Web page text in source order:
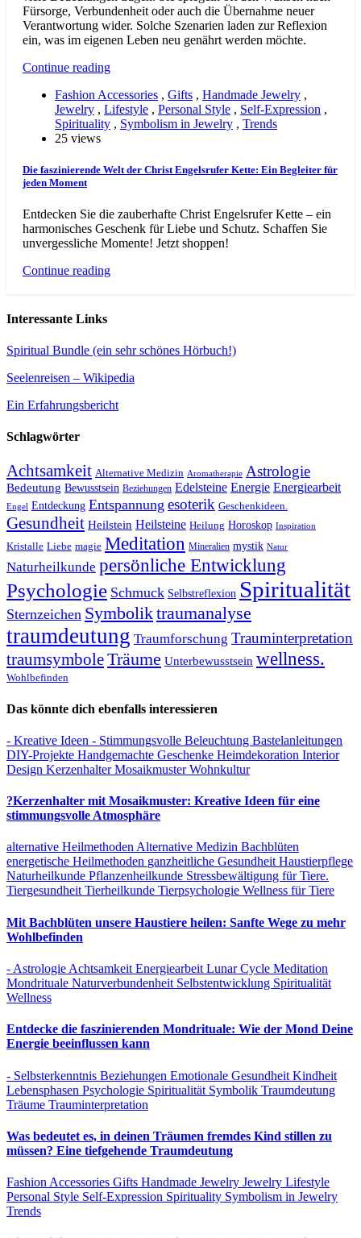
Fürsorge, Verbundenheit oder auch die Übernahme neuer
Verantwortung wider. Solche Szenarien laden zur Reflexion
ein, was im eigenen Leben neu genährt werden möchte.
Continue reading
Fashion Accessories , Gifts , Handmade Jewelry ,
Jewelry , Lifestyle , Personal Style , Self-Expression ,
Spirituality , Symbolism in Jewelry , Trends
25 views
Die faszinierende Welt der Christ Engelsrufer Kette: Ein Begleiter für
jeden Moment
Entdecken Sie die zauberhafte Christ Engelsrufer Kette – ein
harmonisches Geschenk für Liebe und Schutz. Schaffen Sie
unvergessliche Momente! Jetzt shoppen!
Continue reading
Interessante Links
Spiritual Bundle (ein sehr schönes Hörbuch!)
Seelenreisen – Wikipedia
Ein Erfahrungsbericht
Schlagwörter
Achtsamkeit Alternative Medizin Aromatherapie Astrologie
Bedeutung Bewusstsein Beziehungen Edelsteine Energie Energiearbeit
Engel Entdeckung Entspannung esoterik Geschenkideen.
Gesundheit Heilstein Heilsteine Heilung Horoskop Inspiration
Kristalle Liebe magie Meditation Mineralien mystik Natur
Naturheilkunde persönliche Entwicklung
Psychologie Schmuck Selbstreflexion Spiritualität
Sternzeichen Symboliktraumanalyse
traumdeutung Traumforschung Trauminterpretation
traumsymboleTräume Unterbewusstsein wellness.
Wohlbefinden
Das könnte dich ebenfalls interessieren
- Kreative Ideen - Stimmungsvolle Beleuchtung Bastelanleitungen
DIY-Projekte Handgemachte Geschenke Heimdekoration Interior
Design KerzenhalterMosaikmusterWohnkultur
?Kerzenhalter mit Mosaikmuster: Kreative Ideen für eine
stimmungsvolle Atmosphäre
alternative HeilmethodenAlternative Medizin Bachblüten
energetische Heilmethoden ganzheitliche GesundheitHaustierpflege
Naturheilkunde Pflanzenheilkunde Stressbewältigung für Tiere.
TiergesundheitTierheilkunde Tierpsychologie Wellness für Tiere
Mit Bachblüten unsere Haustiere heilen: Sanfte Wege zu mehr
Wohlbefinden
- Astrologie Achtsamkeit Energiearbeit Lunar Cycle Meditation
Mondrituale Naturverbundenheit Selbstentwicklung Spiritualität
Wellness
Entdecke die faszinierenden Mondrituale: Wie der Mond Deine
Energie beeinflussen kann
- Selbsterkenntnis Beziehungen Emotionale Gesundheit Kindheit
Lebensphasen Psychologie Spiritualität Symbolik Traumdeutung
Träume Trauminterpretation
Was bedeutet es, in deinen Träumen fremdes Kind stillen zu
müssen? Eine tiefgehende Traumdeutung
Fashion Accessories Gifts Handmade Jewelry Jewelry Lifestyle
Personal Style Self-Expression Spirituality Symbolism in Jewelry
Trends